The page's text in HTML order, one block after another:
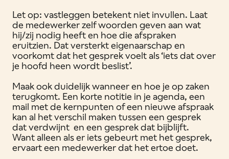
Let op: vastleggen betekent niet invullen. Laat
de medewerker zelf woorden geven aan wat
hij/zij nodig heeft en hoe die afspraken
eruitzien. Dat versterkt eigenaarschap en
voorkomt dat het gesprek voelt als ‘iets dat over
je hoofd heen wordt beslist’.
Maak ook duidelijk wanneer en hoe je op zaken
terugkomt. Een korte notitie in je agenda, een
mail met de kernpunten of een nieuwe afspraak
kan al het verschil maken tussen een gesprek
dat verdwijnt en een gesprek dat bijblijft.
Want alleen als er iets gebeurt met het gesprek,
ervaart een medewerker dat het ertoe doet.